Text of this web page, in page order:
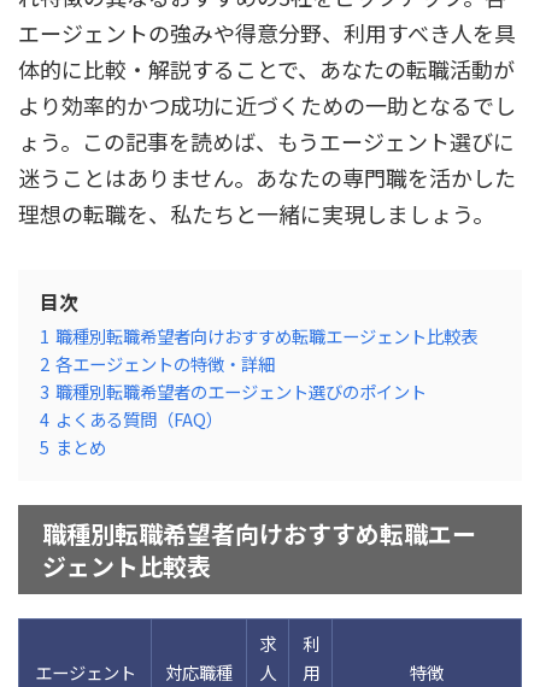
エージェントの強みや得意分野、利用すべき人を具
体的に比較・解説することで、あなたの転職活動が
より効率的かつ成功に近づくための一助となるでし
ょう。この記事を読めば、もうエージェント選びに
迷うことはありません。あなたの専門職を活かした
理想の転職を、私たちと一緒に実現しましょう。
目次
1 職種別転職希望者向けおすすめ転職エージェント比較表
2 各エージェントの特徴・詳細
3 職種別転職希望者のエージェント選びのポイント
4 よくある質問（FAQ）
5 まとめ
職種別転職希望者向けおすすめ転職エー
ジェント比較表
エージェント 対応職種
求
人
利
用
特徴